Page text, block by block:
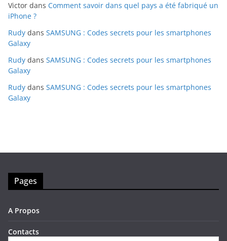
Victor dans Comment savoir dans quel pays a été fabriqué un
iPhone ?
Rudy dans SAMSUNG : Codes secrets pour les smartphones
Galaxy
Rudy dans SAMSUNG : Codes secrets pour les smartphones
Galaxy
Rudy dans SAMSUNG : Codes secrets pour les smartphones
Galaxy
Pages
A Propos
Contacts